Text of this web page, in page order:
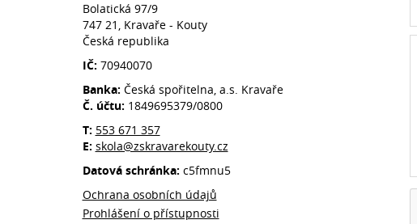
Bolatická 97/9
747 21, Kravaře - Kouty
Česká republika
IČ: 70940070
Banka: Česká spořitelna, a.s. Kravaře
Č. účtu: 1849695379/0800
T: 553 671 357
E: skola@zskravarekouty.cz
Datová schránka: c5fmnu5
Ochrana osobních údajů
Prohlášení o přístupnosti